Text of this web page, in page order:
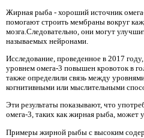
Жирная рыба - хороший источник
помогают строить мембраны вокруг
мозга.Следовательно, они могут
называемых нейронами.
Исследование, проведенное в 2017
уровнем омега-3 повышен кровоток в
также определили связь между
когнитивными или мыслительными
Эти результаты показывают, что
омега-3, таких как жирная рыба, может
Примеры жирной рыбы с высоким